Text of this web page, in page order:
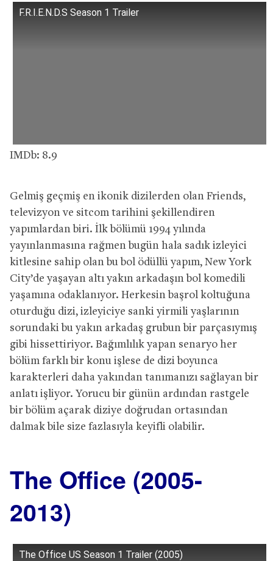
F.R.I.E.N.D.S Season 1 Trailer
IMDb: 8.9
Gelmiş geçmiş en ikonik dizilerden olan Friends,
televizyon ve sitcom tarihini şekillendiren
yapımlardan biri. İlk bölümü 1994 yılında
yayınlanmasına rağmen bugün hala sadık izleyici
kitlesine sahip olan bu bol ödüllü yapım, New York
City’de yaşayan altı yakın arkadaşın bol komedili
yaşamına odaklanıyor. Herkesin başrol koltuğuna
oturduğu dizi, izleyiciye sanki yirmili yaşlarının
sorundaki bu yakın arkadaş grubun bir parçasıymış
gibi hissettiriyor. Bağımlılık yapan senaryo her
bölüm farklı bir konu işlese de dizi boyunca
karakterleri daha yakından tanımanızı sağlayan bir
anlatı işliyor. Yorucu bir günün ardından rastgele
bir bölüm açarak diziye doğrudan ortasından
dalmak bile size fazlasıyla keyifli olabilir.
The Office (2005-
2013)
The Office US Season 1 Trailer (2005)